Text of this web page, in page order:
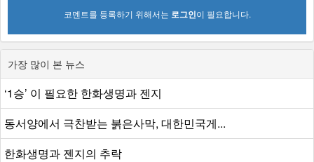
코멘트를 등록하기 위해서는 로그인이 필요합니다.
가장 많이 본 뉴스
‘1승’ 이 필요한 한화생명과 젠지
동서양에서 극찬받는 붉은사막, 대한민국게...
한화생명과 젠지의 추락